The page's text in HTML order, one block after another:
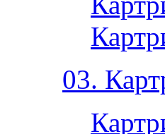
03.